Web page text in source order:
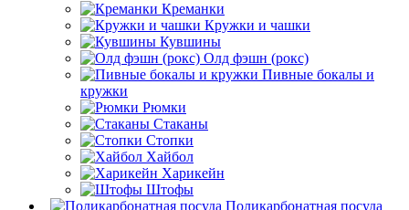
Креманки
Кружки и чашки
Кувшины
Олд фэшн (рокс)
Пивные бокалы и
кружки
Рюмки
Стаканы
Стопки
Хайбол
Харикейн
Штофы
Поликарбонатная посуда